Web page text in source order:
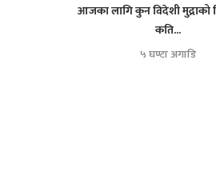
आजका लागि कुन विदेशी मुद्राको
कति...
५ घण्टा अगाडि